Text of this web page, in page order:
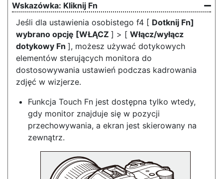
Kliknij Fn
Jeśli dla ustawienia osobistego f4 [ Dotknij Fn]
wybrano opcję [WŁĄCZ ] > [ Włącz/wyłącz
dotykowy Fn ], możesz używać dotykowych
elementów sterujących monitora do
dostosowywania ustawień podczas kadrowania
zdjęć w wizjerze.
Funkcja Touch Fn jest dostępna tylko wtedy,
gdy monitor znajduje się w pozycji
przechowywania, a ekran jest skierowany na
zewnątrz.